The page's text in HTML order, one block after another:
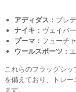
アディダス： プレ
ナイキ： ヴェイパ
プーマ： フューチ
ウールスポーツ：
これらのフラッグシ
を備えており、トレ
ます。